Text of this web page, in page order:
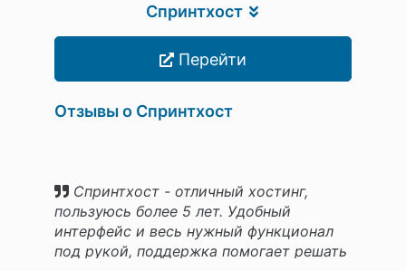
Спринтхост
Перейти
Отзывы о Спринтхост
Спринтхост - отличный хостинг,
пользуюсь более 5 лет. Удобный
интерфейс и весь нужный функционал
под рукой, поддержка помогает решать